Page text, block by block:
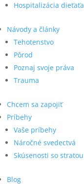
Hospitalizácia dieťaťa
Návody a články
Tehotenstvo
Pôrod
Poznaj svoje práva
Trauma
Chcem sa zapojiť
Príbehy
Vaše príbehy
Náročné svedectvá
Skúsenosti so stratou
Blog